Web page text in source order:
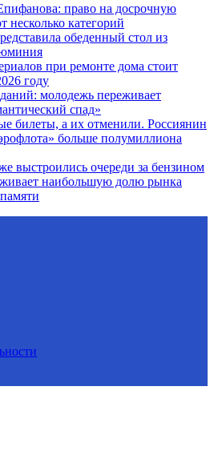
право на досрочную
категорий
обеденный стол из
при ремонте дома стоит
году
молодежь переживает
спад»
билеты, а их отменили. Россиянин
больше полумиллиона
выстроились очереди за бензином
наибольшую долю рынка